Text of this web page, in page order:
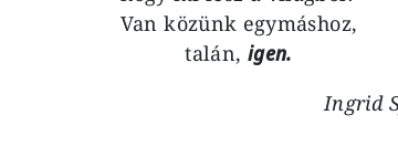
Van közünk egymáshoz,
talán, igen.
Ingrid